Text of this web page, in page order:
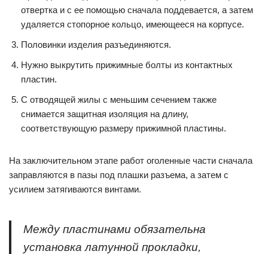
отвертка и с ее помощью сначала поддевается, а затем
удаляется стопорное кольцо, имеющееся на корпусе.
Половинки изделия разъединяются.
Нужно выкрутить прижимные болты из контактных
пластин.
С отводящей жилы с меньшим сечением также
снимается защитная изоляция на длину,
соответствующую размеру прижимной пластины.
На заключительном этапе работ оголенные части сначала
заправляются в пазы под плашки разъема, а затем с
усилием затягиваются винтами.
Между пластинами обязательна
установка латунной прокладки,